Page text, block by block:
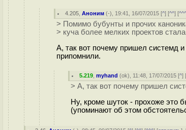
4.205 ,Аноним (-), 19:41, 16/07/2015 [^] [^^] [
> Помимо бубунты и прочих
> куча более мелких проектов
А, так вот почему пришел системд
припомнили.
5.219 ,myhand (ok), 11:48, 17/07/2015 [^]
> А, так вот почему пришел
Ну, кроме шуток - прохоже это
(упоминают об этом